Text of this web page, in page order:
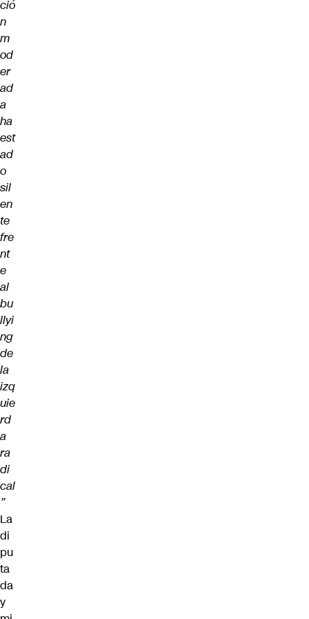
ció
n
m
od
er
ad
a
ha
est
ad
o
sil
en
te
fre
nt
e
al
bu
llyi
ng
de
la
izq
uie
rd
a
ra
di
cal
”
La
di
pu
ta
da
y